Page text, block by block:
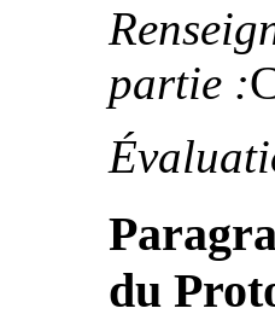
partie :
du